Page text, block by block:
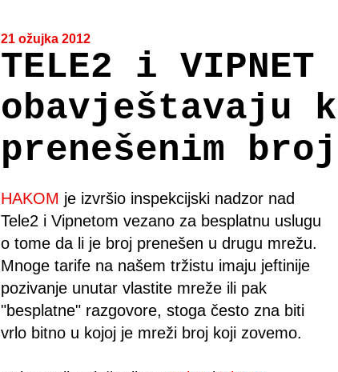
21 ožujka 2012
TELE2 i VIPNET
obavještavaju
prenešenim
HAKOM je izvršio inspekcijski nadzor nad
Tele2 i Vipnetom vezano za besplatnu uslugu
o tome da li je broj prenešen u drugu mrežu.
Mnoge tarife na našem tržistu imaju jeftinije
pozivanje unutar vlastite mreže ili pak
"besplatne" razgovore, stoga često zna biti
vrlo bitno u kojoj je mreži broj koji zovemo.